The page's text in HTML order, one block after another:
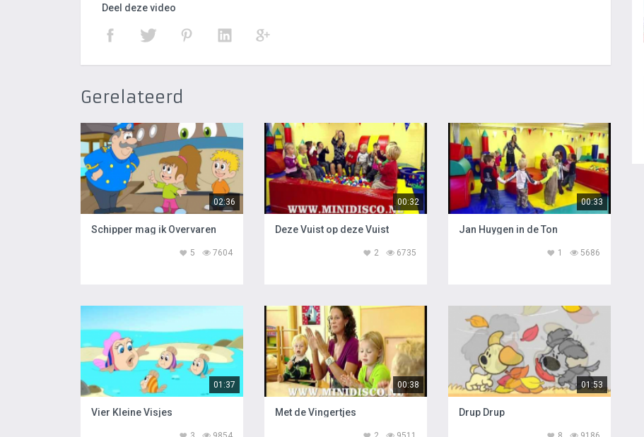
Deel deze video
Gerelateerd
02:36
Schipper mag ik Overvaren
7604
5
00:32
Deze Vuist op deze Vuist
6735
2
00:33
Jan Huygen in de Ton
5686
1
01:37
Vier Kleine Visjes
00:38
Met de Vingertjes
01:53
Drup Drup